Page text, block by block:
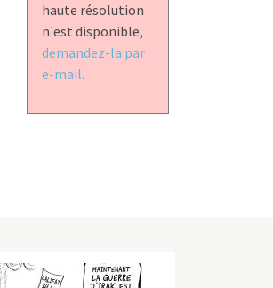
haute résolution
n'est disponible,
demandez-la par
e-mail.